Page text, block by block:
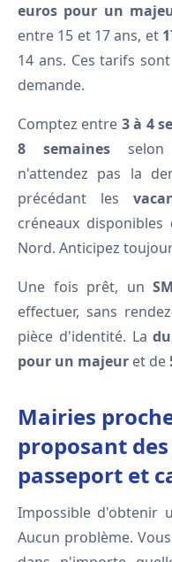
euros pour un
entre 15 et 17 ans, et
14 ans. Ces tarifs
demande.
Comptez entre 3 à 4
8 semaines selon
n'attendez pas la
précédant les
créneaux
Nord. Anticipez
Une fois prêt, un
effectuer, sans
pièce d'identité. La
pour un majeur et de
Mairies
proposant
passeport et
Impossible d'obtenir
Aucun problème.